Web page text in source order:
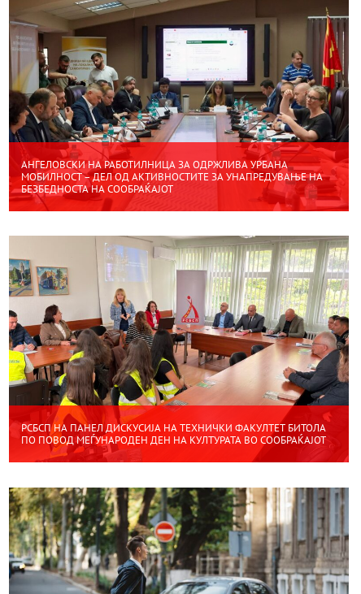
АНГЕЛОВСКИ НА РАБОТИЛНИЦА ЗА ОДРЖЛИВА УРБАНА
МОБИЛНОСТ – ДЕЛ ОД АКТИВНОСТИТЕ ЗА УНАПРЕДУВАЊЕ НА
БЕЗБЕДНОСТА НА СООБРАЌАЈОТ
РСБСП НА ПАНЕЛ ДИСКУСИЈА НА ТЕХНИЧКИ ФАКУЛТЕТ БИТОЛА
ПО ПОВОД МЕЃУНАРОДЕН ДЕН НА КУЛТУРАТА ВО СООБРАЌАЈОТ